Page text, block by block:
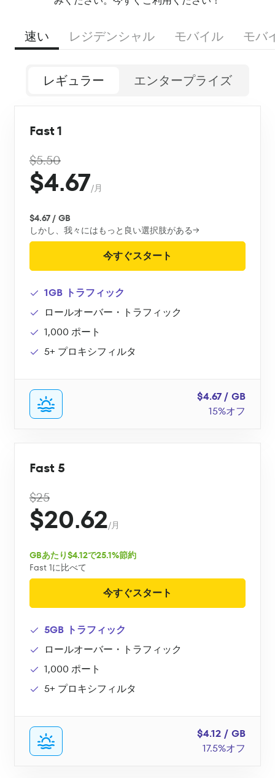
速い レジデンシャル モバイル モバ
レギュラー エンタープライズ
Fast 1
$5.50
$4.67/月
$4.67 / GB
しかし、我々にはもっと良い選択肢がある→
今すぐスタート
1GB トラフィック
ロールオーバー・トラフィック
1,000 ポート
5+ プロキシフィルタ
$4.67 / GB
15%オフ
Fast 5
$25
$20.62/月
GBあたり$4.12で25.1%節約
Fast 1に比べて
今すぐスタート
5GB トラフィック
ロールオーバー・トラフィック
1,000 ポート
5+ プロキシフィルタ
$4.12 / GB
17.5%オフ